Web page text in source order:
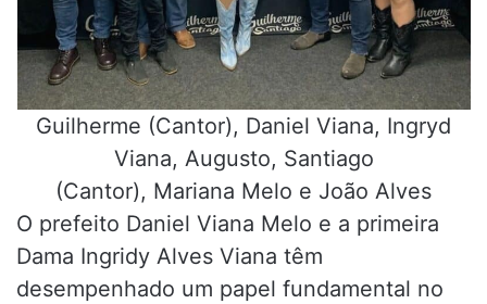
Guilherme (Cantor), Daniel Viana, Ingryd
Viana, Augusto, Santiago
(Cantor), Mariana Melo e João Alves
O prefeito Daniel Viana Melo e a primeira
Dama Ingridy Alves Viana têm
desempenhado um papel fundamental no